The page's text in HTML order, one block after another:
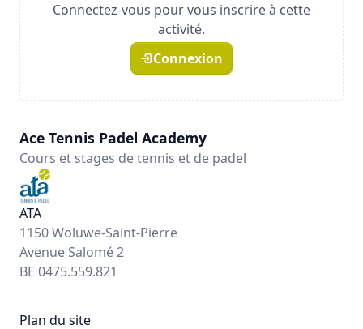
Connectez-vous pour vous inscrire à cette
activité.
Connexion
Ace Tennis Padel Academy
Cours et stages de tennis et de padel
ATA
1150 Woluwe-Saint-Pierre
Avenue Salomé 2
BE 0475.559.821
Plan du site